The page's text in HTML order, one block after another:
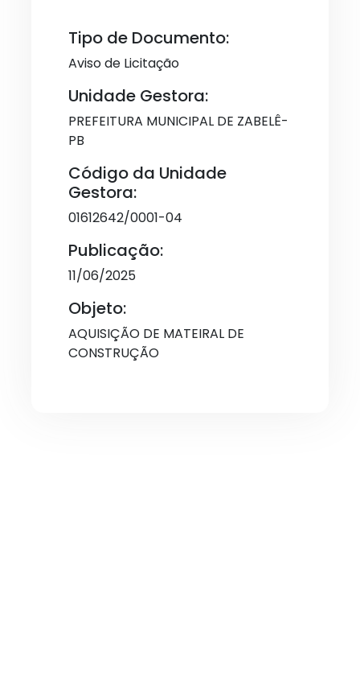
Tipo de Documento:
Aviso de Licitação
Unidade Gestora:
PREFEITURA MUNICIPAL DE ZABELÊ-
PB
Código da Unidade
Gestora:
01612642/0001-04
Publicação:
11/06/2025
Objeto:
AQUISIÇÃO DE MATEIRAL DE
CONSTRUÇÃO